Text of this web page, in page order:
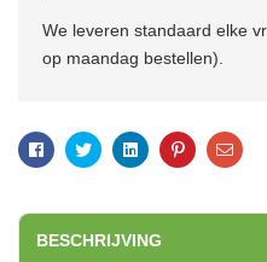
We leveren standaard elke
op maandag bestellen).
Facebook
TwitterLinkedinPinterestEmail
BESCHRIJVING